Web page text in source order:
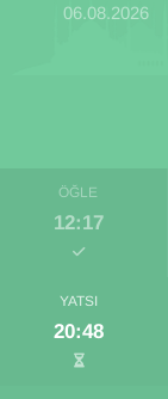
06.08.2026
ÖĞLE
12:17
YATSI
20:48